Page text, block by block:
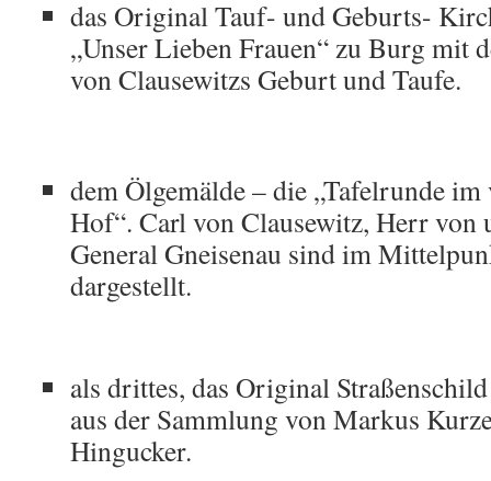
das Original Tauf- und Geburts-
„Unser Lieben Frauen“ zu Burg mit
von Clausewitzs Geburt und Taufe.
dem Ölgemälde – die „Tafelrunde
Hof“. Carl von Clausewitz, Herr von
General Gneisenau sind im
dargestellt.
als drittes, das Original
aus der Sammlung von Markus
Hingucker.